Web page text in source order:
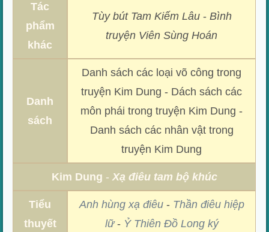
Tác
phẩm
khác
Tùy bút Tam Kiếm Lâu- Bình
truyện Viên Sùng Hoán
Danh
sách
Danh sách các loại võ công trong
truyện Kim Dung - Dách sách các
môn phái trong truyện Kim Dung -
Danh sách các nhân vật trong
truyện Kim Dung
Kim Dung -Xạ điêu tam bộ khúc
Tiểu
thuyết
Anh hùng xạ điêu- Thần điêu hiệp
lữ- Ỷ Thiên Đồ Long ký